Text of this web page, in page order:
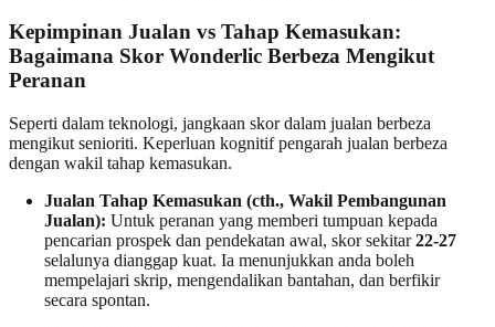
Kepimpinan Jualan vs Tahap Kemasukan:
Bagaimana Skor Wonderlic Berbeza Mengikut
Peranan
Seperti dalam teknologi, jangkaan skor dalam jualan berbeza
mengikut senioriti. Keperluan kognitif pengarah jualan berbeza
dengan wakil tahap kemasukan.
Jualan Tahap Kemasukan (cth., Wakil Pembangunan
Jualan): Untuk peranan yang memberi tumpuan kepada
pencarian prospek dan pendekatan awal, skor sekitar22-27
selalunya dianggap kuat. Ia menunjukkan anda boleh
mempelajari skrip, mengendalikan bantahan, dan berfikir
secara spontan.